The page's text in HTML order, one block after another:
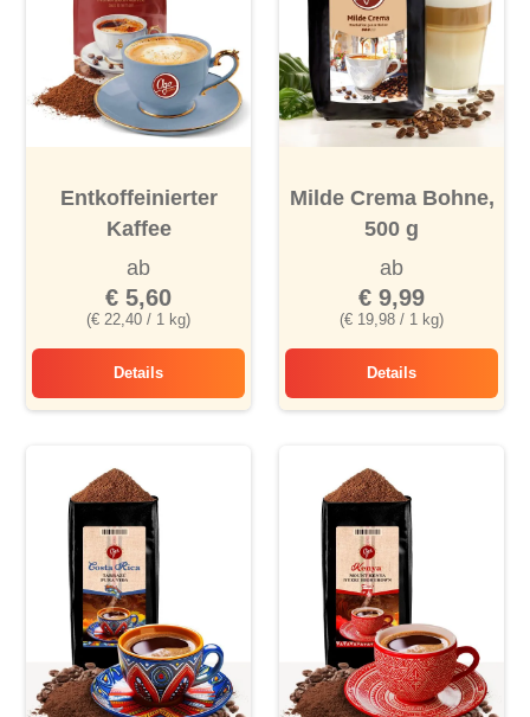
Entkoffeinierter
Kaffee
(€ 22,40 / 1 kg)
ab
€ 5,60
Details
Entkoffeinierter Kaffee
Milde Crema Bohne,
500 g
(€ 19,98 / 1 kg)
ab
€ 9,99
Details
Milde Crema